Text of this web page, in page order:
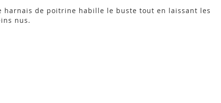
harnais de poitrine habille le buste tout en laissant les
nus.